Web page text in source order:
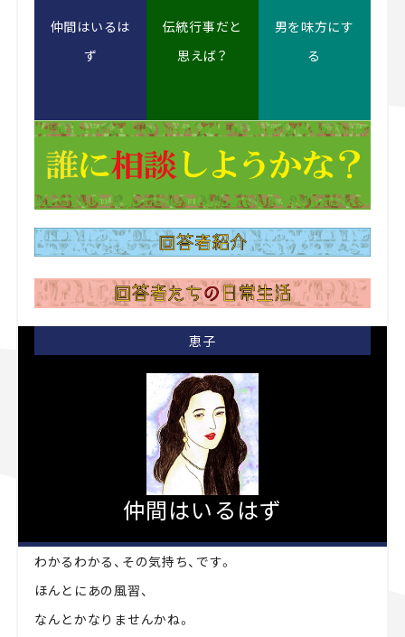
仲間はいるは
ず
伝統行事だと
思えば？
男を味方にす
る
恵子
仲間はいるはず
わかるわかる、その気持ち、です。
ほんとにあの風習、
なんとかなりませんかね。